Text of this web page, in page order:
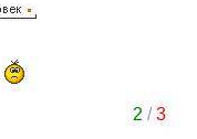
2 /3